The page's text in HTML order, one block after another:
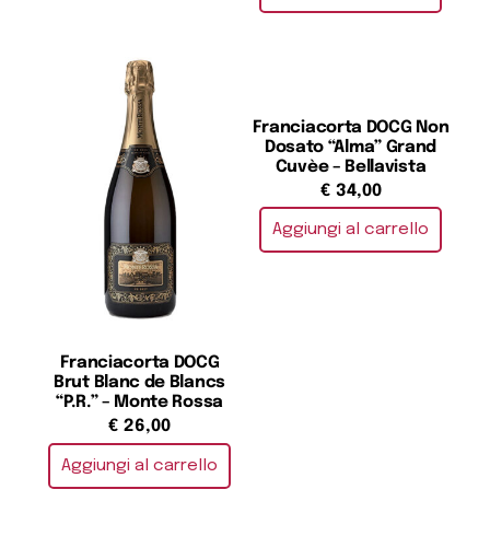
Franciacorta DOCG
Brut Blanc de Blancs
“P.R.” – Monte Rossa
€ 26,00
Aggiungi al carrello
Franciacorta DOCG Non
Dosato “Alma” Grand
Cuvèe – Bellavista
€ 34,00
Aggiungi al carrello